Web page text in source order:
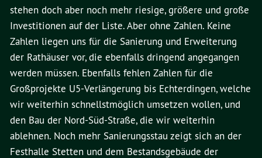
stehen doch aber noch mehr riesige, größere und große
Investitionen auf der Liste. Aber ohne Zahlen. Keine
Zahlen liegen uns für die Sanierung und Erweiterung
der Rathäuser vor, die ebenfalls dringend angegangen
werden müssen. Ebenfalls fehlen Zahlen für die
Großprojekte U5-Verlängerung bis Echterdingen, welche
wir weiterhin schnellstmöglich umsetzen wollen, und
den Bau der Nord-Süd-Straße, die wir weiterhin
ablehnen. Noch mehr Sanierungsstau zeigt sich an der
Festhalle Stetten und dem Bestandsgebäude der